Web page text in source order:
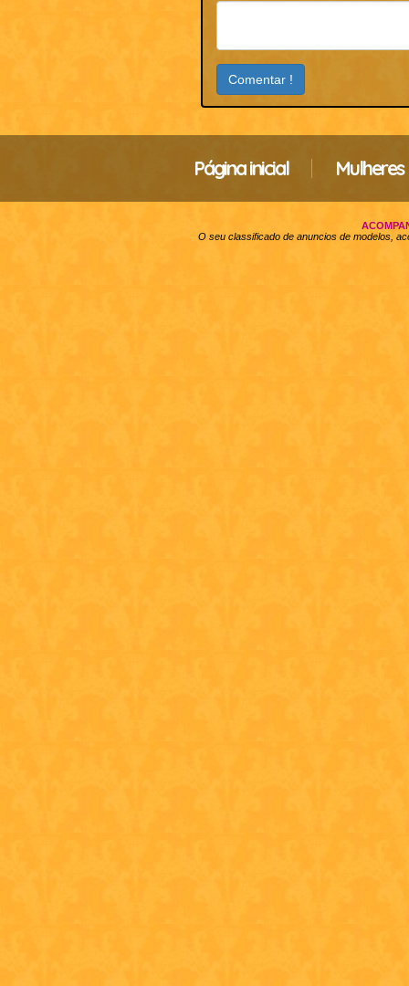
Página inicial Mulheres
O seu classificado de anuncios de modelos,